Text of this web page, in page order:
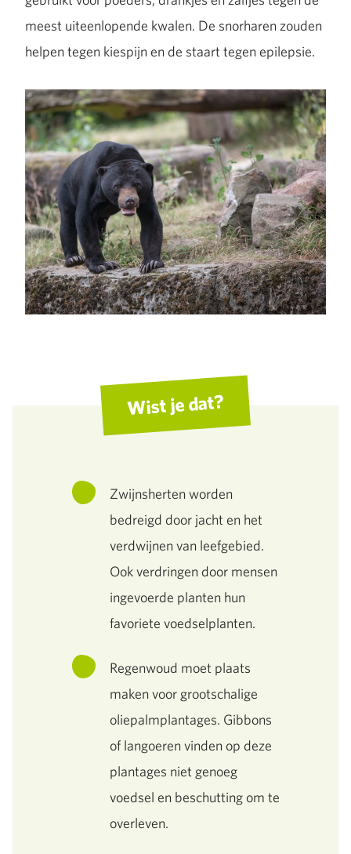
meest uiteenlopende kwalen. De snorharen zouden
helpen tegen kiespijn en de staart tegen epilepsie.
Wist je dat?
Zwijnsherten worden
bedreigd door jacht en het
verdwijnen van leefgebied.
Ook verdringen door mensen
ingevoerde planten hun
favoriete voedselplanten.
Regenwoud moet plaats
maken voor grootschalige
oliepalmplantages. Gibbons
of langoeren vinden op deze
plantages niet genoeg
voedsel en beschutting om te
overleven.